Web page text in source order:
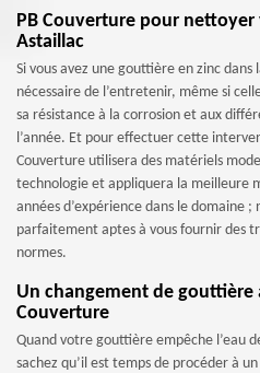
PB Couverture pour
Astaillac
Si vous avez une gouttière en zinc dans
nécessaire de l’entretenir, même si
sa résistance à la corrosion et aux
l’année. Et pour effectuer cette
Couverture utilisera des matériels
technologie et appliquera la meilleure
années d’expérience dans le domaine
parfaitement aptes à vous fournir des
normes.
Un changement de gouttière
Couverture
Quand votre gouttière empêche l’eau
sachez qu’il est temps de procéder à